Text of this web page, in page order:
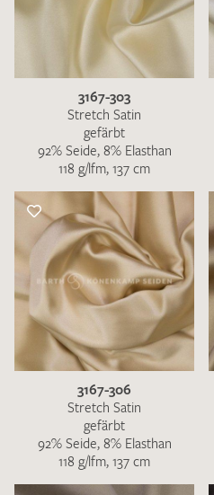
3167-303
Stretch Satin
gefärbt
92% Seide, 8% Elasthan
118 g/lfm, 137 cm
3167-306
Stretch Satin
gefärbt
92% Seide, 8% Elasthan
118 g/lfm, 137 cm